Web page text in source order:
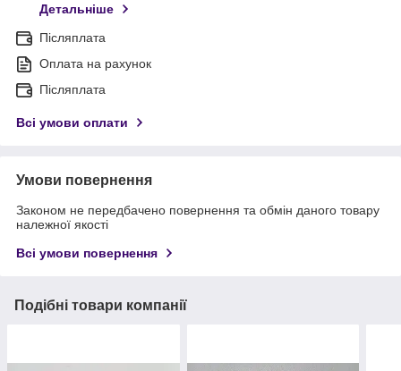
Детальніше
Післяплата
Оплата на рахунок
Післяплата
Всі умови оплати
Умови повернення
Законом не передбачено повернення та обмін даного товару
належної якості
Всі умови повернення
Подібні товари компанії